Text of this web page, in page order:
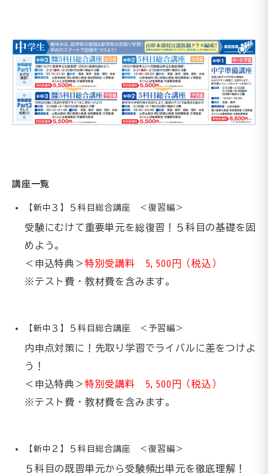
講座一覧
【新中３】５科目総合講座 ＜復習編＞
受験にむけて重要単元を総復習！５科目の基礎を固
めよう。
＜申込特典＞ 特別受講料 5,500円（税込）
※テスト費・教材費を含みます。
【新中３】５科目総合講座 ＜予習編＞
内申点対策に！先取り学習でライバルに差をつけよ
う！
＜申込特典＞ 特別受講料 5,500円（税込）
※テスト費・教材費を含みます。
【新中２】５科目総合講座 ＜復習編＞
５科目の既習単元から受験頻出単元を徹底理解！